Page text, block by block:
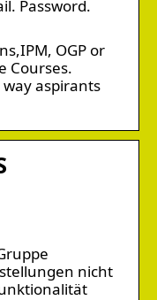
Password.
OGP or
Courses.
aspirants
nicht